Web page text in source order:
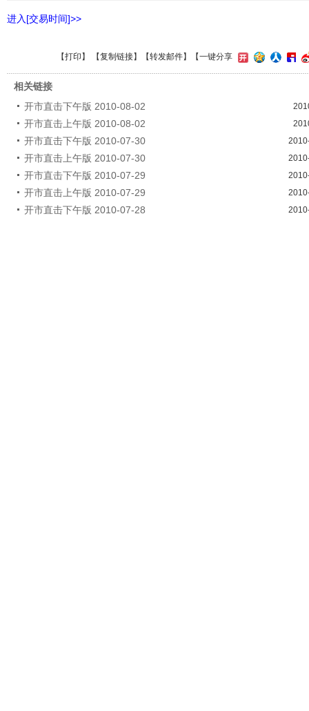
进入[交易时间]>>
【打印 】 【复制链接】【转发邮件】 【一键分享
相关链接
开市直击下午版 2010-08-02
开市直击上午版 2010-08-02
开市直击下午版 2010-07-30
开市直击上午版 2010-07-30
开市直击下午版 2010-07-29
开市直击上午版 2010-07-29
开市直击下午版 2010-07-28